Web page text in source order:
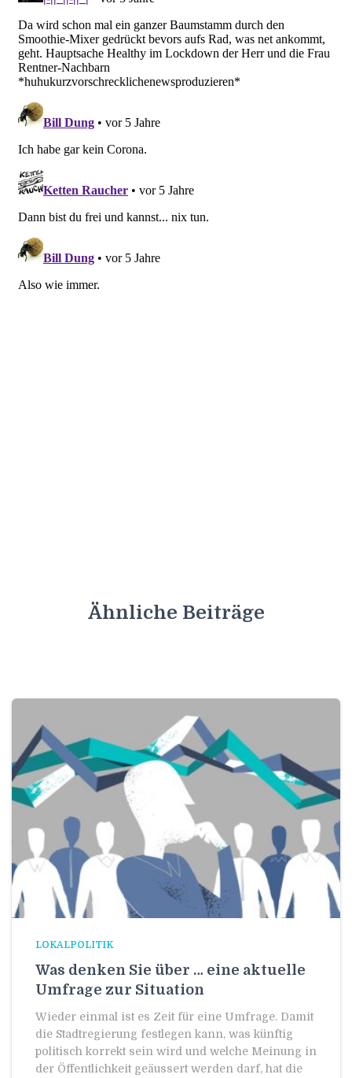
Ähnliche Beiträge
LOKALPOLITIK
Was denken Sie über … eine aktuelle
Umfrage zur Situation
Wieder einmal ist es Zeit für eine Umfrage. Damit
die Stadtregierung festlegen kann, was künftig
politisch korrekt sein wird und welche Meinung in
der Öffentlichkeit geäussert werden darf, hat die